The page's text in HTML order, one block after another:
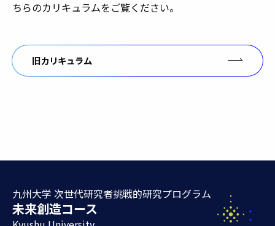
ちらのカリキュラムをご覧ください。
旧カリキュラム
九州大学 次世代研究者挑戦的研究プログラム
未来創造コース